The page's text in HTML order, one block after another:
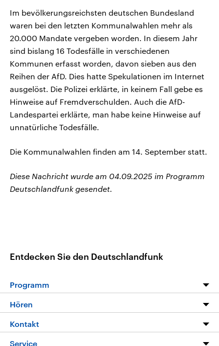
Im bevölkerungsreichsten deutschen Bundesland
waren bei den letzten Kommunalwahlen mehr als
20.000 Mandate vergeben worden. In diesem Jahr
sind bislang 16 Todesfälle in verschiedenen
Kommunen erfasst worden, davon sieben aus den
Reihen der AfD. Dies hatte Spekulationen im Internet
ausgelöst. Die Polizei erklärte, in keinem Fall gebe es
Hinweise auf Fremdverschulden. Auch die AfD-
Landespartei erklärte, man habe keine Hinweise auf
unnatürliche Todesfälle.
Die Kommunalwahlen finden am 14. September statt.
Diese Nachricht wurde am 04.09.2025 im Programm
Deutschlandfunk gesendet.
Entdecken Sie den Deutschlandfunk
Programm
Programm
Die Nachrichten
Hören
Livestream
Kontakt
Hörerservice
Service